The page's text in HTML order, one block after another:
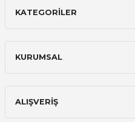
İlk defa alışveriş yaptım ve gayet
KATEGORİLER
KURUMSAL
ALIŞVERİŞ